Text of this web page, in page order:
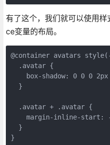
有了这个，我们就可以使用
ce变量的布局。
@container avatars
  .avatar {
box-shadow: 0 0 0 2px
  }
  .avatar + .avatar {
margin-inline-start:
  }
}